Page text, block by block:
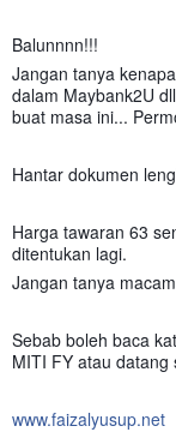
Balunnnn!!!
Jangan tanya
dalam Maybank2U
buat masa ini...
Hantar dokumen
Harga tawaran 63
ditentukan lagi.
Jangan tanya
Sebab boleh baca
MITI FY atau datang
www.faizalyusup.net